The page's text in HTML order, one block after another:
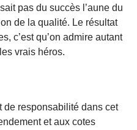
pas du succès l’aune du
de la qualité. Le résultat
c’est qu’on admire autant
vrais héros.
de responsabilité dans cet
et aux cotes